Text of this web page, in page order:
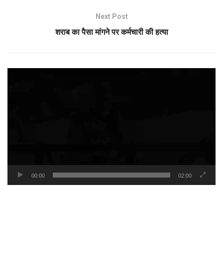
Next Post
शराब का पैसा मांगने पर कर्मचारी की हत्या
00:00 02:00